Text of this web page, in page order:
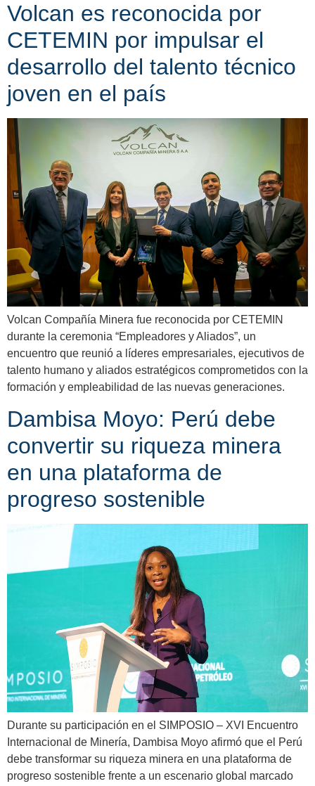
Volcan es reconocida por
CETEMIN por impulsar el
desarrollo del talento técnico
joven en el país
Volcan Compañía Minera fue reconocida por CETEMIN
durante la ceremonia “Empleadores y Aliados”, un
encuentro que reunió a líderes empresariales, ejecutivos de
talento humano y aliados estratégicos comprometidos con la
formación y empleabilidad de las nuevas generaciones.
Dambisa Moyo: Perú debe
convertir su riqueza minera
en una plataforma de
progreso sostenible
Durante su participación en el SIMPOSIO – XVI Encuentro
Internacional de Minería, Dambisa Moyo afirmó que el Perú
debe transformar su riqueza minera en una plataforma de
progreso sostenible frente a un escenario global marcado